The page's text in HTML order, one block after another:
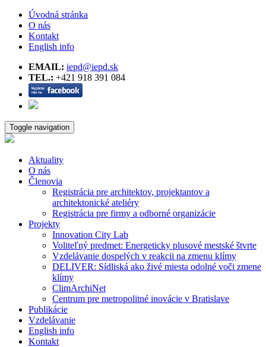
Úvodná stránka
O nás
Kontakt
English info
EMAIL: iepd@iepd.sk
TEL.: +421 918 391 084
Toggle navigation
Aktuality
O nás
Členovia
Registrácia pre architektov, projektantov a
architektonické ateliéry
Registrácia pre firmy a odborné organizácie
Projekty
Innovation City Lab
Voliteľný predmet: Energeticky plusové mestské štvrte
Vzdelávanie dospelých v reakcii na zmenu klímy
DELIVER: Sídliská ako živé miesta odolné voči zmene
klímy
ClimArchiNet
Centrum pre metropolitné inovácie v Bratislave
Publikácie
Vzdelávanie
English info
Kontakt